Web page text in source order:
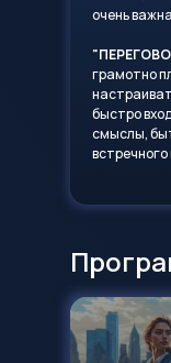
очень
грамотно
быстро
смыслы,
встречного